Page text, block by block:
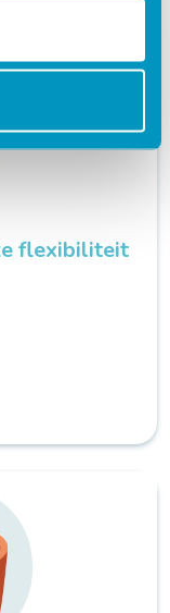
flexibiliteit